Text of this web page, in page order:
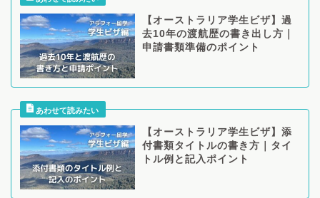
【オーストラリア学生ビザ】過
去10年の渡航歴の書き出し方｜
申請書類準備のポイント
【オーストラリア学生ビザ】添
付書類タイトルの書き方｜タイ
トル例と記入ポイント